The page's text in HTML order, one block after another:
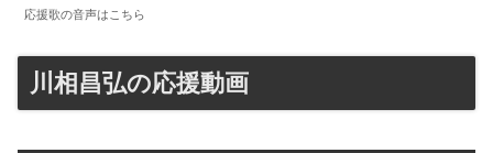
応援歌の音声はこちら
川相昌弘の応援動画